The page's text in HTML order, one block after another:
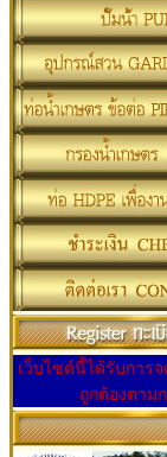
เว็บไซต์นี้ได้รับการ
ถูกต้องตาม